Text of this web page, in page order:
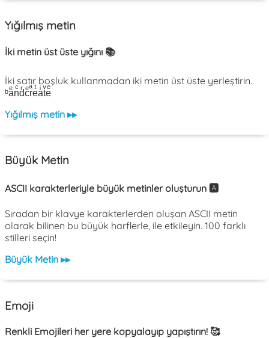
Yığılmış metin
İki metin üst üste yığını 📚
İki satır boşluk kullanmadan iki metin üst üste yerleştirin.
ᵇaͤnͨdͬcͤrͣeͭaͥtͮeͤ
Yığılmış metin ▸▸
Büyük Metin
ASCII karakterleriyle büyük metinler oluşturun 🅰️
Sıradan bir klavye karakterlerden oluşan ASCII metin
olarak bilinen bu büyük harflerle, ile etkileyin. 100 farklı
stilleri seçin!
Büyük Metin ▸▸
Emoji
Renkli Emojileri her yere kopyalayıp yapıştırın! 🥰